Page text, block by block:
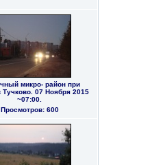
микро- район при
Тучково. 07 Ноября 2015
~07:00.
Просмотров: 600